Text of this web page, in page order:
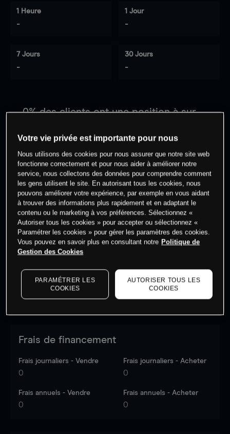
1 Heure
-
1 Jour
-
7 Jours
-
30 Jours
-
0% des clients ont une position àsur
Commencez à trader
Les prix sont indicatifs.Connectez-vouspour voir les
dernières données du marché.
Log in
to see latest
Frais de financement
Frais journaliers - Vendre
0
Frais journaliers - Acheter
0
Frais annuels - Vendre
0
Frais annuels - Acheter
0
Votre vie privée est importante pour nous
Nous utilisons des cookies pour nous assurer que notre site web
fonctionne correctement et pour nous aider à améliorer notre
service, nous collectons des données pour comprendre comment
les gens utilisent le site. En autorisant tous les cookies, nous
pouvons améliorer votre expérience, par exemple en vous aidant
à trouver des informations plus rapidement et en adaptant le
contenu ou le marketing à vos préférences. Sélectionnez «
Autoriser tous les cookies » pour accepter ou sélectionnez «
Paramétrer les cookies » pour gérer les paramètres des cookies.
Vous pouvez en savoir plus en consultant notre Politique de
Gestion des Cookies
PARAMÉTRER LES
COOKIES
AUTORISER TOUS LES
COOKIES